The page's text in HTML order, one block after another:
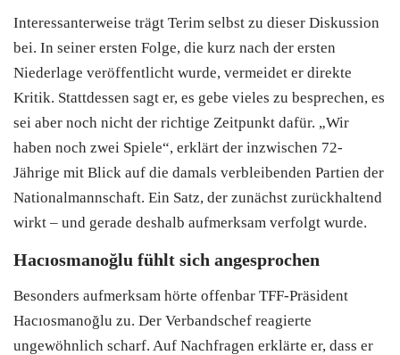
Interessanterweise trägt Terim selbst zu dieser Diskussion
bei. In seiner ersten Folge, die kurz nach der ersten
Niederlage veröffentlicht wurde, vermeidet er direkte
Kritik. Stattdessen sagt er, es gebe vieles zu besprechen, es
sei aber noch nicht der richtige Zeitpunkt dafür. „Wir
haben noch zwei Spiele“, erklärt der inzwischen 72-
Jährige mit Blick auf die damals verbleibenden Partien der
Nationalmannschaft. Ein Satz, der zunächst zurückhaltend
wirkt – und gerade deshalb aufmerksam verfolgt wurde.
Hacıosmanoğlu fühlt sich angesprochen
Besonders aufmerksam hörte offenbar TFF-Präsident
Hacıosmanoğlu zu. Der Verbandschef reagierte
ungewöhnlich scharf. Auf Nachfragen erklärte er, dass er